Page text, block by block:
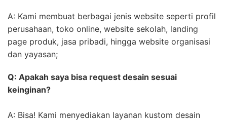
A: Kami membuat berbagai jenis website seperti profil
perusahaan, toko online, website sekolah, landing
page produk, jasa pribadi, hingga website organisasi
dan yayasan;
Q: Apakah saya bisa request desain sesuai
keinginan?
A: Bisa! Kami menyediakan layanan kustom desain